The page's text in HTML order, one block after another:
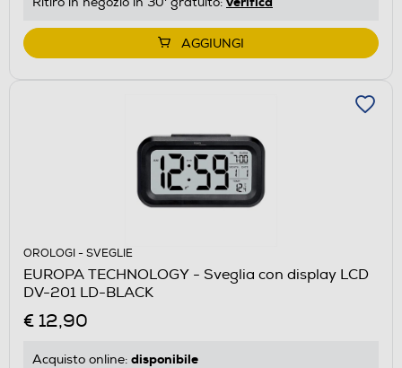
AGGIUNGI
OROLOGI - SVEGLIE
EUROPA TECHNOLOGY - Sveglia con display LCD
DV-201 LD-BLACK
€ 12,90
Acquisto online: disponibile